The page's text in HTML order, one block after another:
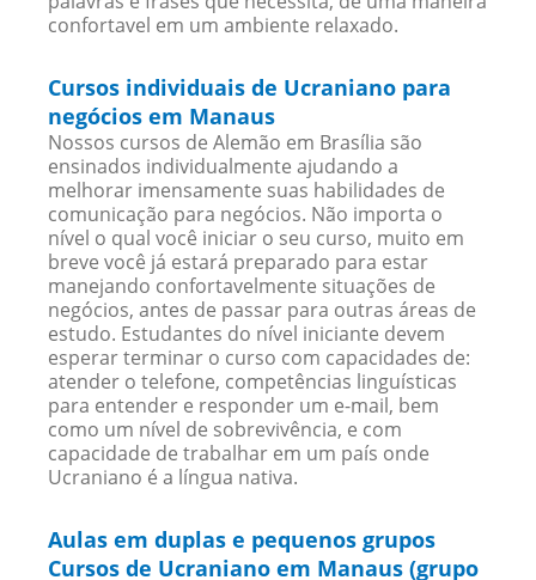
confortavel em um ambiente relaxado.
Cursos individuais de Ucraniano para
negócios em Manaus
Nossos cursos de Alemão em Brasília são
ensinados individualmente ajudando a
melhorar imensamente suas habilidades de
comunicação para negócios. Não importa o
nível o qual você iniciar o seu curso, muito em
breve você já estará preparado para estar
manejando confortavelmente situações de
negócios, antes de passar para outras áreas de
estudo. Estudantes do nível iniciante devem
esperar terminar o curso com capacidades de:
atender o telefone, competências linguísticas
para entender e responder um e-mail, bem
como um nível de sobrevivência, e com
capacidade de trabalhar em um país onde
Ucraniano é a língua nativa.
Aulas em duplas e pequenos grupos
Cursos de Ucraniano em Manaus (grupo